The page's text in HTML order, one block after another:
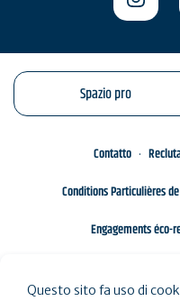
Spazio pro
Contatto
Conditions Particulières
Engagements éco-
Questo sito fa uso di